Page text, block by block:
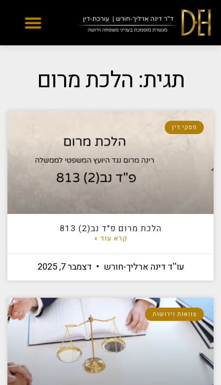
Yes
...
תגית: הלכת מרום
פסקי דין
הלכת מרום פ"ד נב(2) 813
קרא עוד »
עו''ד דינה ארליך-חורש דצמבר 7, 2025
צוואות וירושות